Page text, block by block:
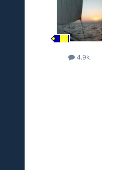
4.9k